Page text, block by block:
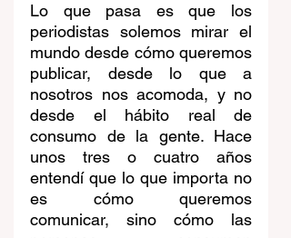
Lo que pasa es que los
periodistas solemos mirar el
mundo desde cómo queremos
publicar, desde lo que a
nosotros nos acomoda, y no
desde el hábito real de
consumo de la gente. Hace
unos tres o cuatro años
entendí que lo que importa no
es cómo queremos
comunicar, sino cómo las